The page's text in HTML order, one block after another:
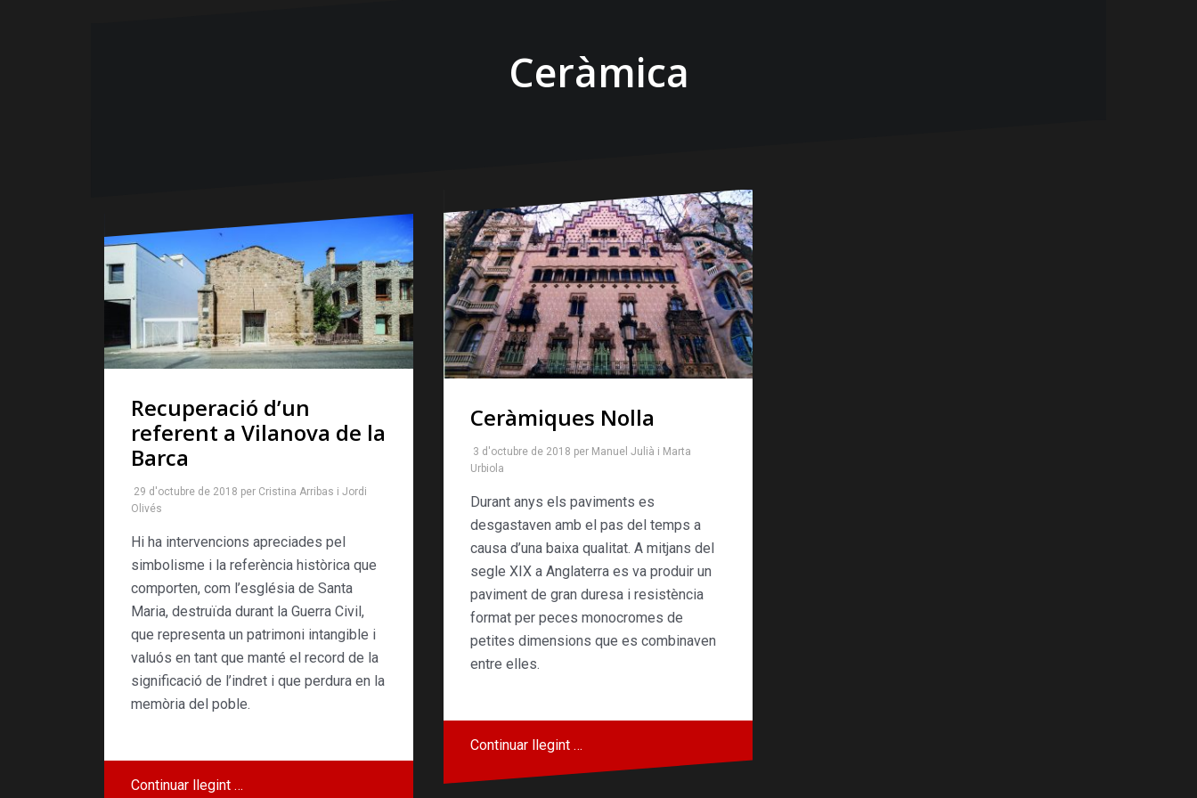
Ceràmica
Recuperació d’un
referent a Vilanova de la
Barca
29 d'octubre de 2018 per Cristina Arribas i Jordi
Olivés
Hi ha intervencions apreciades pel
simbolisme i la referència històrica que
comporten, com l’església de Santa
Maria, destruïda durant la Guerra Civil,
que representa un patrimoni intangible i
valuós en tant que manté el record de la
significació de l’indret i que perdura en la
memòria del poble.
Continuar llegint …
Ceràmiques Nolla
3 d'octubre de 2018 per Manuel Julià i Marta
Urbiola
Durant anys els paviments es
desgastaven amb el pas del temps a
causa d’una baixa qualitat. A mitjans del
segle XIX a Anglaterra es va produir un
paviment de gran duresa i resistència
format per peces monocromes de
petites dimensions que es combinaven
entre elles.
Continuar llegint …